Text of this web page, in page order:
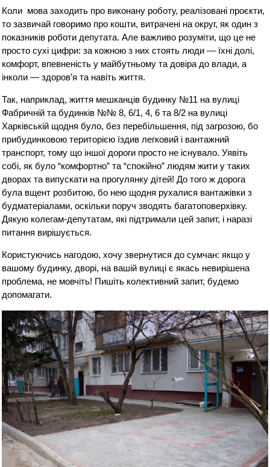
Коли мова заходить про виконану роботу, реалізовані проєкти,
то зазвичай говоримо про кошти, витрачені на округ, як один з
показників роботи депутата. Але важливо розуміти, що це не
просто сухі цифри: за кожною з них стоять люди — їхні долі,
комфорт, впевненість у майбутньому та довіра до влади, а
інколи — здоров’я та навіть життя.
Так, наприклад, життя мешканців будинку №11 на вулиці
Фабричній та будинків №№ 8, 6/1, 4, 6 та 8/2 на вулиці
Харківській щодня було, без перебільшення, під загрозою, бо
прибудинковою територією їздив легковий і вантажний
транспорт, тому що іншої дороги просто не існувало. Уявіть
собі, як було “комфортно” та “спокійно” людям жити у таких
дворах та випускати на прогулянку дітей! До того ж дорога
була вщент розбитою, бо нею щодня рухалися вантажівки з
будматеріалами, оскільки поруч зводять багатоповерхівку.
Дякую колегам-депутатам, які підтримали цей запит, і наразі
питання вирішується.
Користуючись нагодою, хочу звернутися до сумчан: якщо у
вашому будинку, дворі, на вашій вулиці є якась невирішена
проблема, не мовчіть! Пишіть колективний запит, будемо
допомагати.